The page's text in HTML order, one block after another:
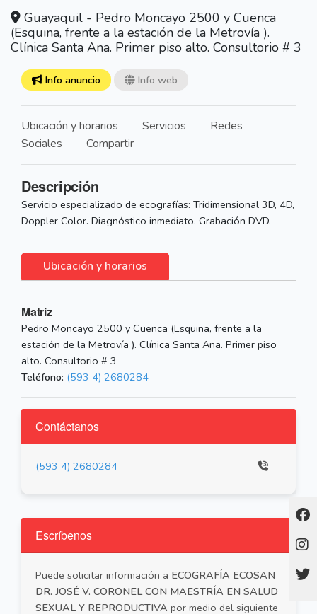
Guayaquil - Pedro Moncayo 2500 y Cuenca
(Esquina, frente a la estación de la Metrovía ).
Clínica Santa Ana. Primer piso alto. Consultorio # 3
Info anuncio Info web
Ubicación y horarios Servicios
Redes
Sociales
Compartir
Descripción
Servicio especializado de ecografías: Tridimensional 3D, 4D,
Doppler Color. Diagnóstico inmediato. Grabación DVD.
Ubicación y horarios
Matriz
Pedro Moncayo 2500 y Cuenca (Esquina, frente a la
estación de la Metrovía ). Clínica Santa Ana. Primer piso
alto. Consultorio # 3
Teléfono: (593 4) 2680284
Contáctanos
(593 4) 2680284
Escríbenos
Puede solicitar información a ECOGRAFÍA ECOSAN
DR. JOSÉ V. CORONEL CON MAESTRÍA EN SALUD
SEXUAL Y REPRODUCTIVA por medio del siguiente